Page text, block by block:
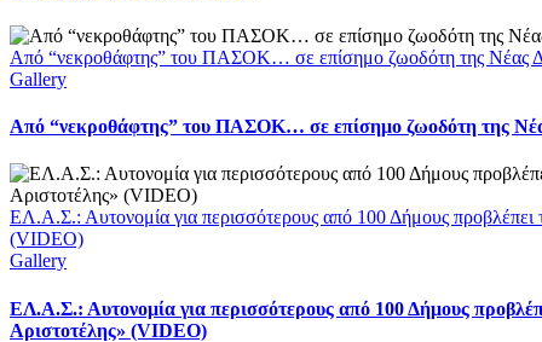
Από “νεκροθάφτης” του ΠΑΣΟΚ… σε επίσημο ζωοδότη της Νέας
Gallery
Από “νεκροθάφτης” του ΠΑΣΟΚ… σε επίσημο ζωοδότη της
ΕΛ.Α.Σ.: Αυτονομία για περισσότερους από 100 Δήμους προβλέπει
(VIDEO)
Gallery
ΕΛ.Α.Σ.: Αυτονομία για περισσότερους από 100 Δήμους
Αριστοτέλης» (VIDEO)